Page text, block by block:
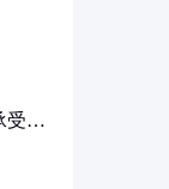
受多